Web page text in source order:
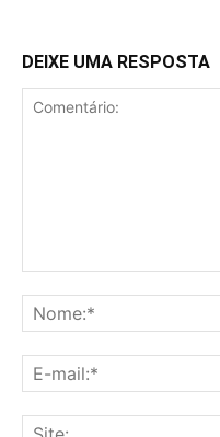
DEIXE UMA RESPOSTA